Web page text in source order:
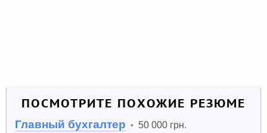
ПОСМОТРИТЕ ПОХОЖИЕ РЕЗЮМЕ
Главный бухгалтер • 50 000 грн.